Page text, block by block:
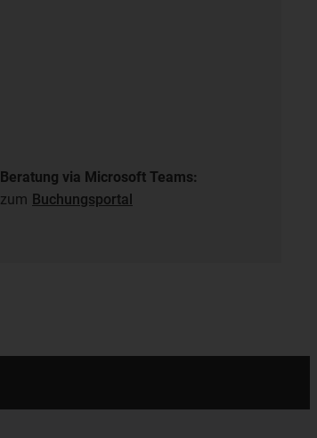
Beratung via Microsoft Teams:
zum Buchungsportal